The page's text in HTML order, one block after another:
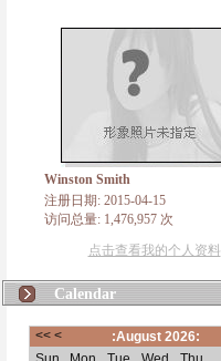
Winston Smith
注册日期: 2015-04-15
访问总量: 1,476,957 次
点击查看我的个人资料
Calendar